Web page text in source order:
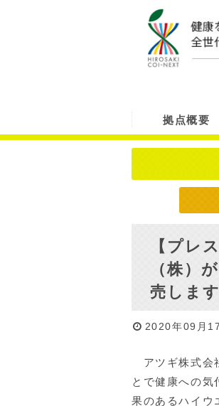
拠点概要
【プレ
（株）
売します
2020年09月
アツギ株式会
とで健康への気
果のあるハイウ